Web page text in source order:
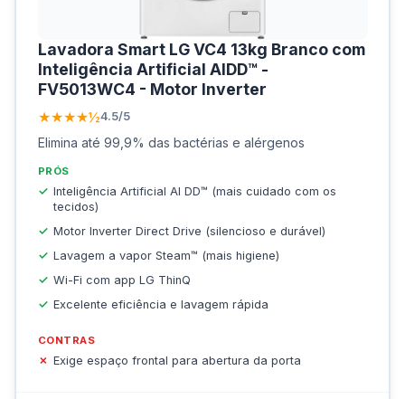
Lavadora Smart LG VC4 13kg Branco com
Inteligência Artificial AIDD™ -
FV5013WC4 - Motor Inverter
★★★★½4.5/5
Elimina até 99,9% das bactérias e alérgenos
PRÓS
Inteligência Artificial AI DD™ (mais cuidado com os
tecidos)
Motor Inverter Direct Drive (silencioso e durável)
Lavagem a vapor Steam™ (mais higiene)
Wi-Fi com app LG ThinQ
Excelente eficiência e lavagem rápida
CONTRAS
Exige espaço frontal para abertura da porta